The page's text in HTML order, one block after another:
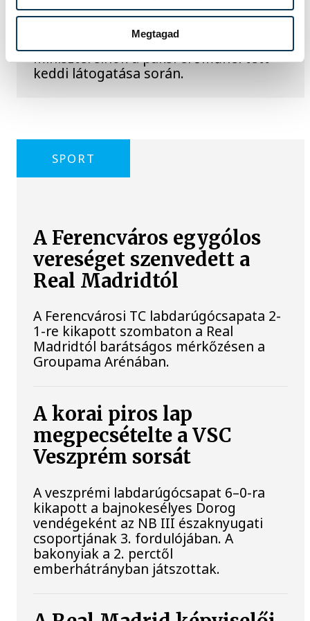
Megtagad
munkatársai azon dolgoznak, hogy az
utolsó még termelő turbina
hibamentesen működjön - közölte a
miniszterelnök a paksi erőműnél tett
keddi látogatása során.
SPORT
A Ferencváros egygólos
vereséget szenvedett a
Real Madridtól
A Ferencvárosi TC labdarúgócsapata 2-
1-re kikapott szombaton a Real
Madridtól barátságos mérkőzésen a
Groupama Arénában.
A korai piros lap
megpecsételte a VSC
Veszprém sorsát
A veszprémi labdarúgócsapat 6–0-ra
kikapott a bajnokesélyes Dorog
vendégeként az NB III északnyugati
csoportjának 3. fordulójában. A
bakonyiak a 2. perctől
emberhátrányban játszottak.